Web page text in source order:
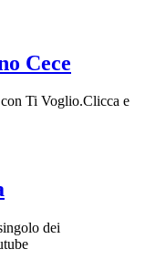
Cece
Ti Voglio.Clicca e
dei